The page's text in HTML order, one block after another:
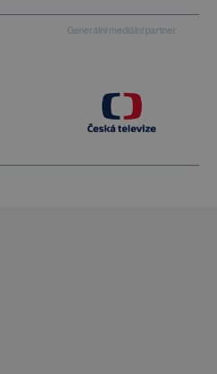
Generální mediální partner